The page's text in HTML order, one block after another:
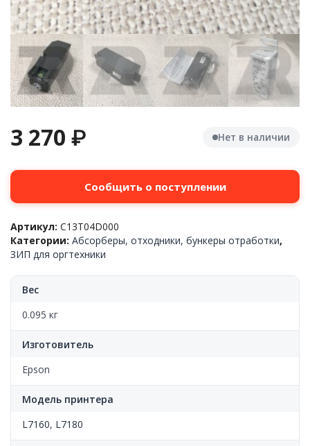
3 270 ₽ Нет в наличии
Сообщить о поступлении
Артикул: C13T04D000
Категории: Абсорберы, отходники, бункеры отработки,
ЗИП для оргтехники
Вес
0.095 кг
Изготовитель
Epson
Модель принтера
L7160, L7180